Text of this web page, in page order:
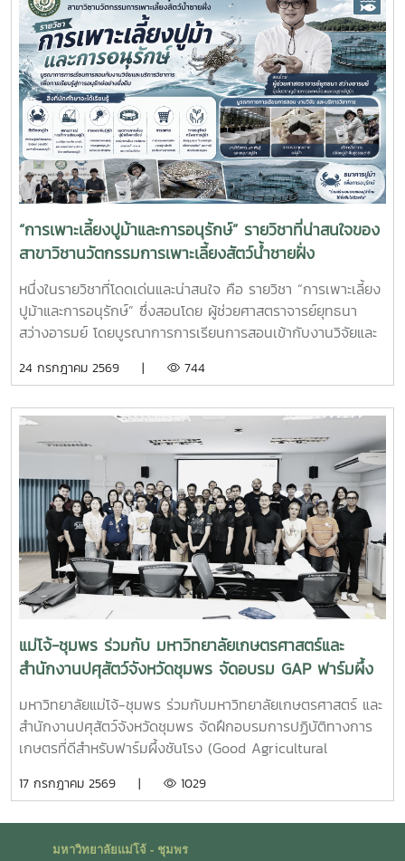
ศึกษาเป็นส่วนสำคัญของการจัดการเรียนการสอน ที่มุ่งเน้นการ
ผลิตบัณฑิตให้มีความพร้อมทั้งด้านวิชาการและวิชาชีพ นักศึกษา
จะได้ฝึกทักษะการทำงานในสภาพแวดล้อมจริง เรียนรู้การแก้ไข
ปัญหาเฉพาะหน้า อดทน สู้งาน ซื่อสัตย์ มีสัมมาคารวะ ทำงาน
ร่วมกับผู้อื่นได้ และการปรับตัวให้เข้ากับองค์กร ตลอดจนพัฒนา
ทักษะวิชาชีพด้านการเพาะเลี้ยงสัตว์น้ำชายฝั่ง ให้สอดคล้องกับ
ความต้องการของภาคอุตสาหกรรมการผลิตสัตว์น้ำและอื่นๆที่
เกี่ยวข้อง
“การเพาะเลี้ยงปูม้าและการอนุรักษ์” รายวิชาที่น่าสนใจของ
สาขาวิชานวัตกรรมการเพาะเลี้ยงสัตว์น้ำชายฝั่ง
หนึ่งในรายวิชาที่โดดเด่นและน่าสนใจ คือ รายวิชา “การเพาะเลี้ยง
ปูม้าและการอนุรักษ์” ซึ่งสอนโดย ผู้ช่วยศาสตราจารย์ยุทธนา
สว่างอารมย์ โดยบูรณาการการเรียนการสอนเข้ากับงานวิจัยและ
และภาคปฏิบัติ ตั้งแต่ชีววิทยาและวงจรชีวิตของปูม้า การเพาะ
และการฟื้นฟูทรัพยากรปูม้าในพื้นที่ชายฝั่งนักศึกษาจะได้ลงพื้นที่
ปฏิบัติงานจริง ร่วมศึกษาวิจัยและทำกิจกรรมบริการวิชาการกับ
ชุมชน ภาคีเครือข่าย และหน่วยงานที่เกี่ยวข้อง เพื่อแลกเปลี่ยน
องค์ความรู้และร่วมกันพัฒนาแนวทางการอนุรักษ์ทรัพยากรทาง
ทะเล อันเป็นการสร้างประสบการณ์การเรียนรู้จากสถานการณ์
จริง พร้อมปลูกฝังความรับผิดชอบต่อสังคมและสิ่งแวดล้อม
24 กรกฎาคม 2569 | 744
แม่โจ้-ชุมพร ร่วมกับ มหาวิทยาลัยเกษตรศาสตร์และ
สำนักงานปศุสัตว์จังหวัดชุมพร จัดอบรม GAP ฟาร์มผึ้ง
ชันโรง ยกระดับมาตรฐานการเลี้ยงสู่การพัฒนาเศรษฐกิจ
ชุมชนอย่างยั่งยืน
มหาวิทยาลัยแม่โจ้-ชุมพร ร่วมกับมหาวิทยาลัยเกษตรศาสตร์ และ
สำนักงานปศุสัตว์จังหวัดชุมพร จัดฝึกอบรมการปฏิบัติทางการ
เกษตรที่ดีสำหรับฟาร์มผึ้งชันโรง (Good Agricultural
กรกฎาคม พ.ศ. 2569 ณ ห้องประชุมชั้นดาดฟ้า อาคารบุญรอด
17 กรกฎาคม 2569 | 1029
มหาวิทยาลัยแม่โจ้ - ชุมพร